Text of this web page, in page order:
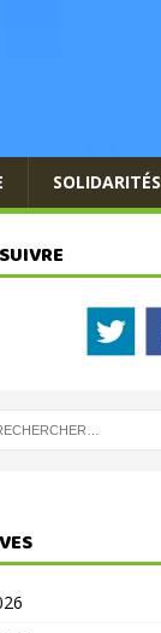
SOLIDARITÉS